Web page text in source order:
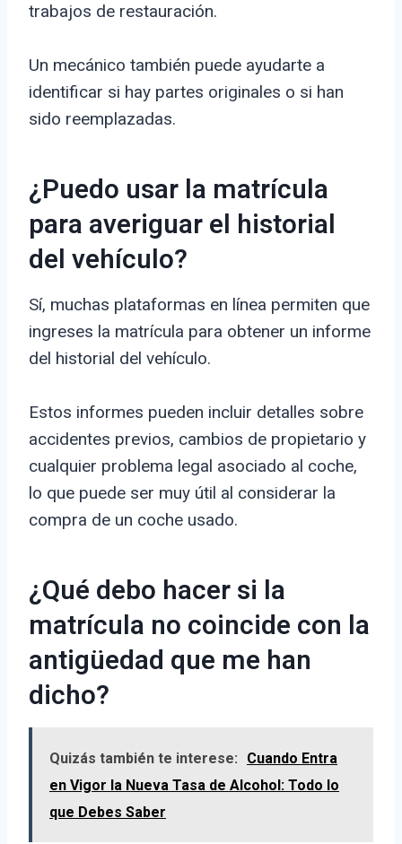
trabajos de restauración.
Un mecánico también puede ayudarte a
identificar si hay partes originales o si han
sido reemplazadas.
¿Puedo usar la matrícula
para averiguar el historial
del vehículo?
Sí, muchas plataformas en línea permiten que
ingreses la matrícula para obtener un informe
del historial del vehículo.
Estos informes pueden incluir detalles sobre
accidentes previos, cambios de propietario y
cualquier problema legal asociado al coche,
lo que puede ser muy útil al considerar la
compra de un coche usado.
¿Qué debo hacer si la
matrícula no coincide con la
antigüedad que me han
dicho?
Quizás también te interese:
Cuando Entra
en Vigor la Nueva Tasa de Alcohol: Todo lo
que Debes Saber